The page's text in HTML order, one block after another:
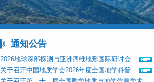
通知公告
2026地球深部探测与亚洲四维地形国际研讨会...
关于召开中国地质学会2026年度全国地学科普...